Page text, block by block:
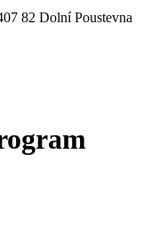
82 Dolní Poustevna